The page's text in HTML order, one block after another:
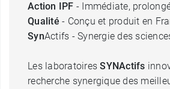
Action IPF - Immédiate,
Qualité - Conçu et produit en
SynActifs - Synergie des
Les laboratoiresSYNActifs
recherche synergique des